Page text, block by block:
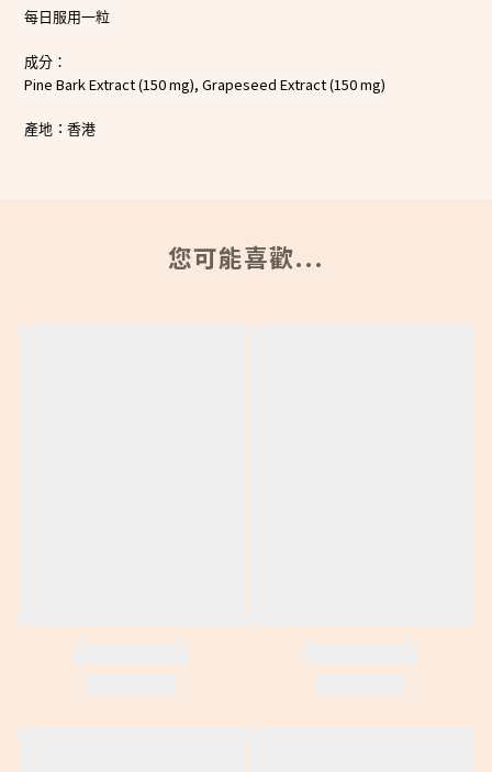
每日服用一粒
成分：
Pine Bark Extract (150 mg), Grapeseed Extract (150 mg)
產地 ： 香港
您可能喜歡...